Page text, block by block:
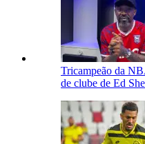
Tricampeão da
de clube de Ed